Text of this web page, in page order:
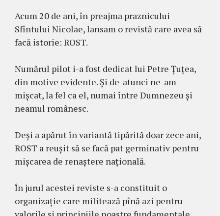
Acum 20 de ani, în preajma praznicului
Sfîntului Nicolae, lansam o revistă care avea să
facă istorie: ROST.
Numărul pilot i-a fost dedicat lui Petre Țuțea,
din motive evidente. Și de-atunci ne-am
mișcat, la fel ca el, numai între Dumnezeu și
neamul românesc.
Deși a apărut în variantă tipărită doar zece ani,
ROST a reușit să se facă pat germinativ pentru
mișcarea de renaștere națională.
În jurul acestei reviste s-a constituit o
organizație care militează pînă azi pentru